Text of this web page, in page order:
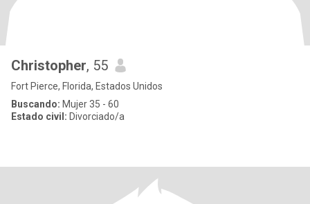
Christopher, 55
Fort Pierce, Florida, Estados Unidos
Buscando: Mujer 35 - 60
Estado civil: Divorciado/a